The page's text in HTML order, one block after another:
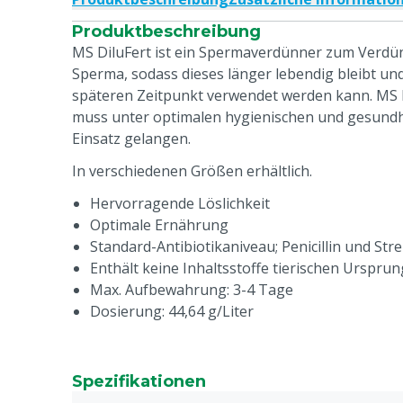
Produktbeschreibung
MS DiluFert ist ein Spermaverdünner zum
Sperma, sodass dieses länger lebendig bleibt
späteren Zeitpunkt verwendet werden kann.
muss unter optimalen hygienischen und
Einsatz gelangen.
In verschiedenen Größen erhältlich.
Hervorragende Löslichkeit
Optimale Ernährung
Standard-Antibiotikaniveau; Penicillin und
Enthält keine Inhaltsstoffe tierischen
Max. Aufbewahrung: 3-4 Tage
Dosierung: 44,64 g/Liter
Spezifikationen